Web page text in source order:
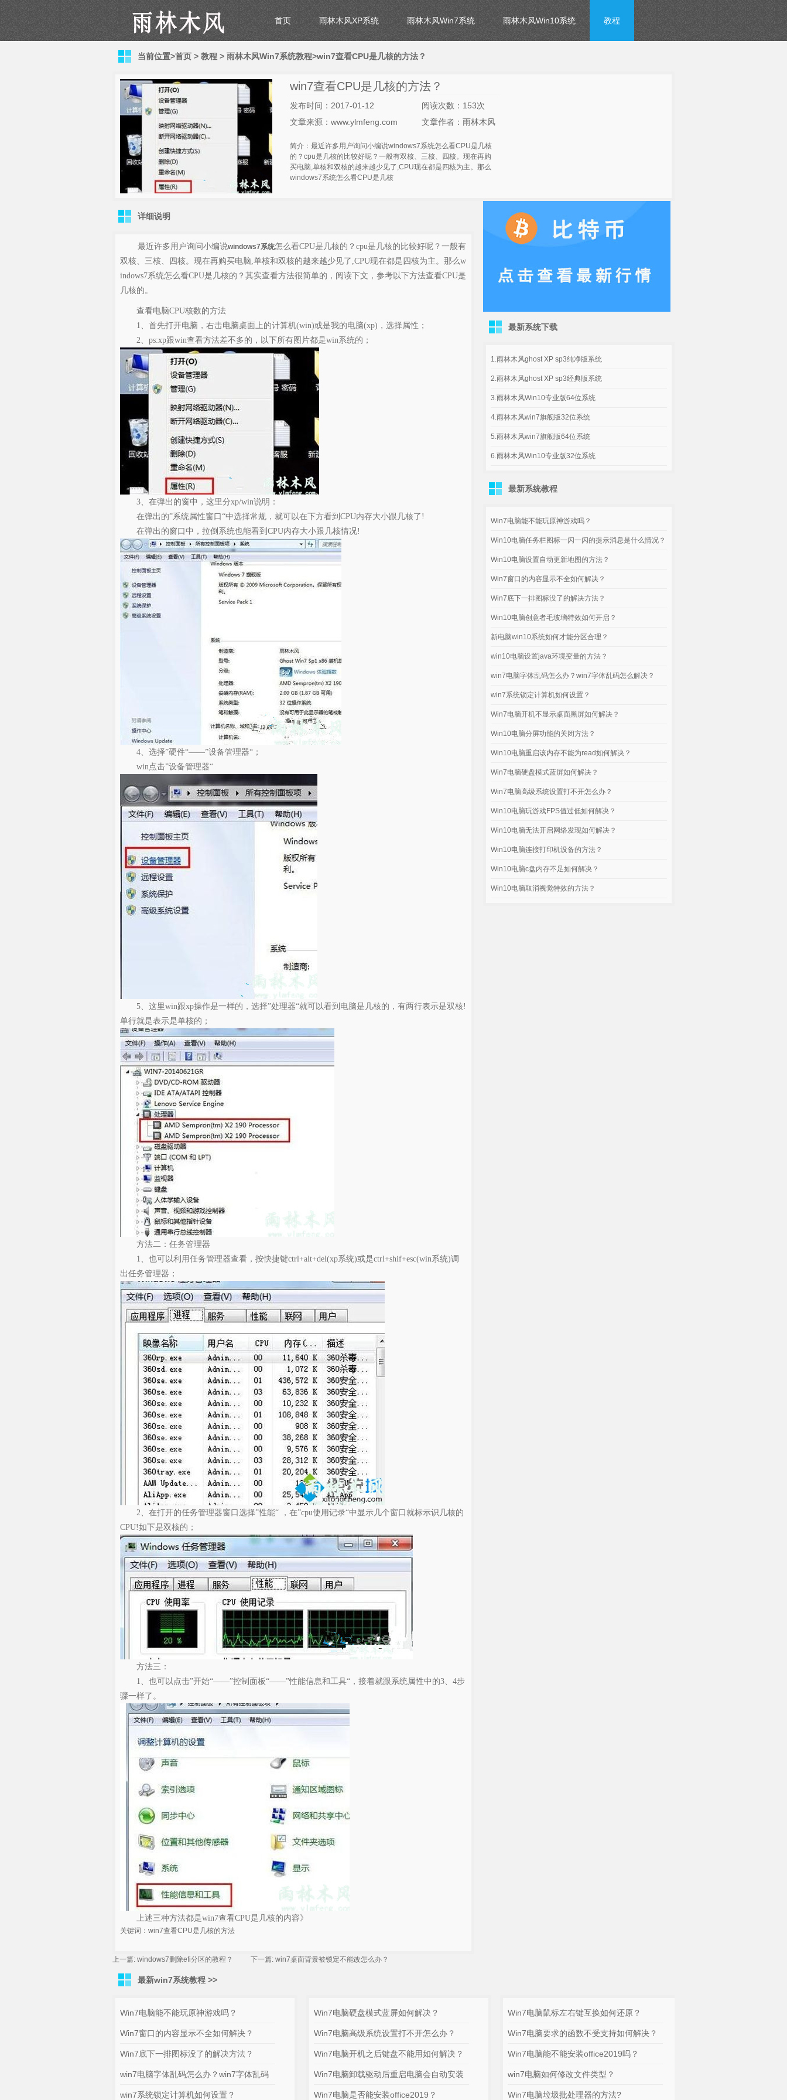
首页 雨林木风XP系统 雨林木风Win7系统 雨林木风Win10系统 教程
当前位置>首页 > 教程 > 雨林木风Win7系统教程>win7查看CPU是几核的方法？
win7查看CPU是几核的方法？
发布时间：2017-01-12
阅读次数：153次
文章来源：www.ylmfeng.com
文章作者：雨林木风
简介：最近许多用户询问小编说windows7系统怎么看CPU是几核
的？cpu是几核的比较好呢？一般有双核、三核、四核。现在再购
买电脑,单核和双核的越来越少见了,CPU现在都是四核为主。那么
windows7系统怎么看CPU是几核
详细说明
最近许多用户询问小编说windows7系统怎么看CPU是几核的？cpu是几核的比较好呢？一般有
双核、三核、四核。现在再购买电脑,单核和双核的越来越少见了,CPU现在都是四核为主。那么w
indows7系统怎么看CPU是几核的？其实查看方法很简单的，阅读下文，参考以下方法查看CPU是
几核的。
查看电脑CPU核数的方法
1、首先打开电脑，右击电脑桌面上的计算机(win)或是我的电脑(xp)，选择属性；
2、ps:xp跟win查看方法差不多的，以下所有图片都是win系统的；
3、在弹出的窗中，这里分xp/win说明：
在弹出的”系统属性窗口“中选择常规，就可以在下方看到CPU内存大小跟几核了!
在弹出的窗口中，拉倒系统也能看到CPU内存大小跟几核情况!
4、选择”硬件“——”设备管理器“；
win点击”设备管理器“
5、这里win跟xp操作是一样的，选择”处理器“就可以看到电脑是几核的，有两行表示是双核!
单行就是表示是单核的；
方法二：任务管理器
1、也可以利用任务管理器查看，按快捷键ctrl+alt+del(xp系统)或是ctrl+shif+esc(win系统)调
出任务管理器；
2、在打开的任务管理器窗口选择”性能“ ，在”cpu使用记录“中显示几个窗口就标示识几核的
CPU!如下是双核的；
方法三：
1、也可以点击”开始“——”控制面板“——”性能信息和工具“，接着就跟系统属性中的3、4步
骤一样了。
上述三种方法都是win7查看CPU是几核的内容》
关键词：win7查看CPU是几核的方法
上一篇: windows7删除efi分区的教程？ 下一篇: win7桌面背景被锁定不能改怎么办？
最新系统下载
1.雨林木风ghost XP sp3纯净版系统
2.雨林木风ghost XP sp3经典版系统
3.雨林木风Win10专业版64位系统
4.雨林木风win7旗舰版32位系统
5.雨林木风win7旗舰版64位系统
6.雨林木风Win10专业版32位系统
最新系统教程
Win7电脑能不能玩原神游戏吗？
Win10电脑任务栏图标一闪一闪的提示消息是什么情况？
Win10电脑设置自动更新地图的方法？
Win7窗口的内容显示不全如何解决？
Win7底下一排图标没了的解决方法？
Win10电脑创意者毛玻璃特效如何开启？
新电脑win10系统如何才能分区合理？
win10电脑设置java环境变量的方法？
win7电脑字体乱码怎么办？win7字体乱码怎么解决？
win7系统锁定计算机如何设置？
Win7电脑开机不显示桌面黑屏如何解决？
Win10电脑分屏功能的关闭方法？
Win10电脑重启该内存不能为read如何解决？
Win7电脑硬盘模式蓝屏如何解决？
Win7电脑高级系统设置打不开怎么办？
Win10电脑玩游戏FPS值过低如何解决？
Win10电脑无法开启网络发现如何解决？
Win10电脑连接打印机设备的方法？
Win10电脑c盘内存不足如何解决？
Win10电脑取消视觉特效的方法？
最新win7系统教程 >>
Win7电脑能不能玩原神游戏吗？
Win7窗口的内容显示不全如何解决？
Win7底下一排图标没了的解决方法？
win7电脑字体乱码怎么办？win7字体乱码
win7系统锁定计算机如何设置？
Win7电脑硬盘模式蓝屏如何解决？
Win7电脑高级系统设置打不开怎么办？
Win7电脑开机之后键盘不能用如何解决？
Win7电脑卸载驱动后重启电脑会自动安装
Win7电脑是否能安装office2019？
Win7电脑鼠标左右键互换如何还原？
Win7电脑要求的函数不受支持如何解决？
Win7电脑能不能安装office2019吗？
win7电脑如何修改文件类型？
Win7电脑垃圾批处理器的方法?